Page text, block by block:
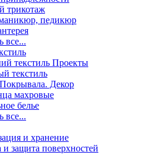
трикотаж
педикюр
все...
текстиль Проекты
текстиль
Декор
махровые
белье
все...
и хранение
и защита поверхностей